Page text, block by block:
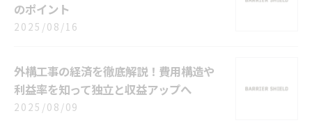
のポイント
2025/08/16
外構工事の経済を徹底解説！費用構造や
利益率を知って独立と収益アップへ
2025/08/09